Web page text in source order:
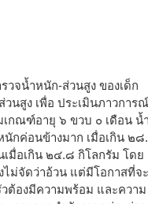
วจน้ำหนัก-ส่วนสูง ของเด็ก
นสูง เพื่อ ประเมินภาวการณ์
กณฑ์อายุ ๖ ขวบ ๐ เดือน น้ำ
กค่อนข้างมาก เมื่อเกิน ๒
มื่อเกิน ๒๔.๘ กิโลกรัม โดย
ม่จัดว่าอ้วน แต่มีโอกาสที่จะ
ต้องมีความพร้อม และความ